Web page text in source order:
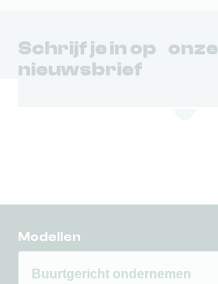
Schrijf je in op onze
nieuwsbrief
Modellen
Buurtgericht ondernemen